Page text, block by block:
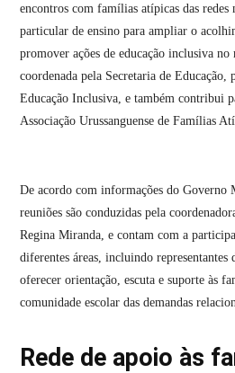
encontros com famílias atípicas das redes
particular de ensino para ampliar o
promover ações de educação inclusiva
coordenada pela Secretaria de Educação,
Educação Inclusiva, e também contribui
Associação Urussanguense de Famílias
De acordo com informações do Governo
reuniões são conduzidas pela
Regina Miranda, e contam com a
diferentes áreas, incluindo representantes
oferecer orientação, escuta e suporte às
comunidade escolar das demandas
Rede de apoio às